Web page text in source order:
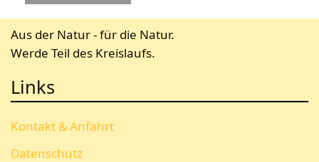
Aus der Natur - für die Natur.
Werde Teil des Kreislaufs.
Links
Kontakt & Anfahrt
Datenschutz